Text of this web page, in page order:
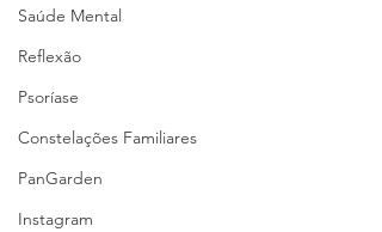
Saúde Mental
Reflexão
Psoríase
Constelações Familiares
PanGarden
Instagram